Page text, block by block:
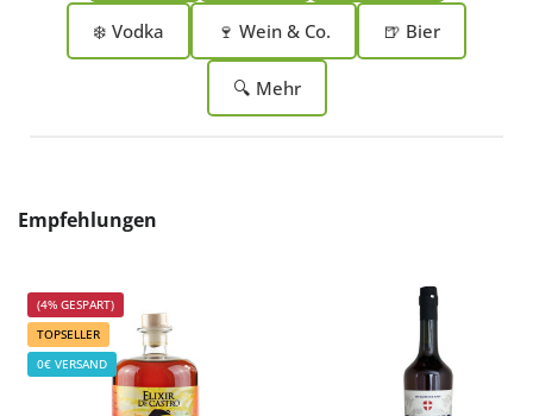
❄️ Vodka 🍷 Wein & Co. 🍺 Bier
🔍 Mehr
Produktgalerie überspringen
Empfehlungen
(4% GESPART)
TOPSELLER
0€ VERSAND